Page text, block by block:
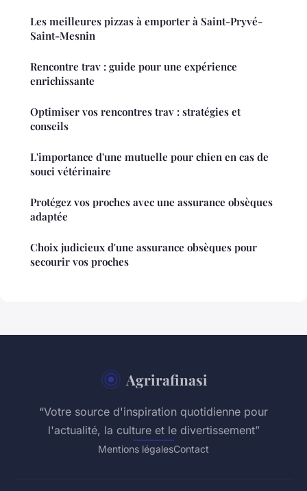
Les meilleures pizzas à emporter à Saint-Pryvé-
Saint-Mesnin
Rencontre trav : guide pour une expérience
enrichissante
Optimiser vos rencontres trav : stratégies et
conseils
L'importance d'une mutuelle pour chien en cas de
souci vétérinaire
Protégez vos proches avec une assurance obsèques
adaptée
Choix judicieux d'une assurance obsèques pour
secourir vos proches
Agrirafinasi
“Votre source d'inspiration quotidienne pour
l'actualité, la culture et le divertissement”
Mentions légalesContact